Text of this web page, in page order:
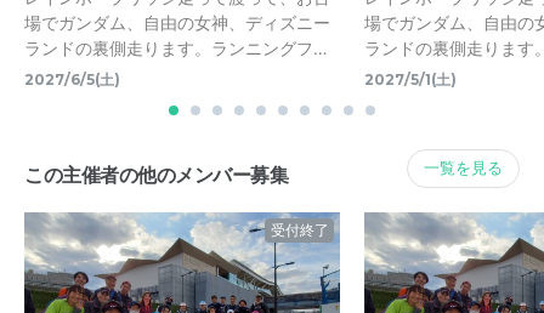
場でガンダム、自由の女神、ディズニー
ランドの裏側走ります。ランニングフ…
2027/6/5(土)
場でガンダム、自由の
ランドの裏側走ります
2027/5/1(土)
この主催者の他のメンバー募集 一覧を見る
受付終了